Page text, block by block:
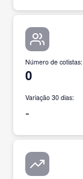
Número de cotistas:
0
Variação 30 dias:
-